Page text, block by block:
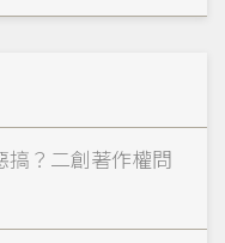
搞？二創著作權問